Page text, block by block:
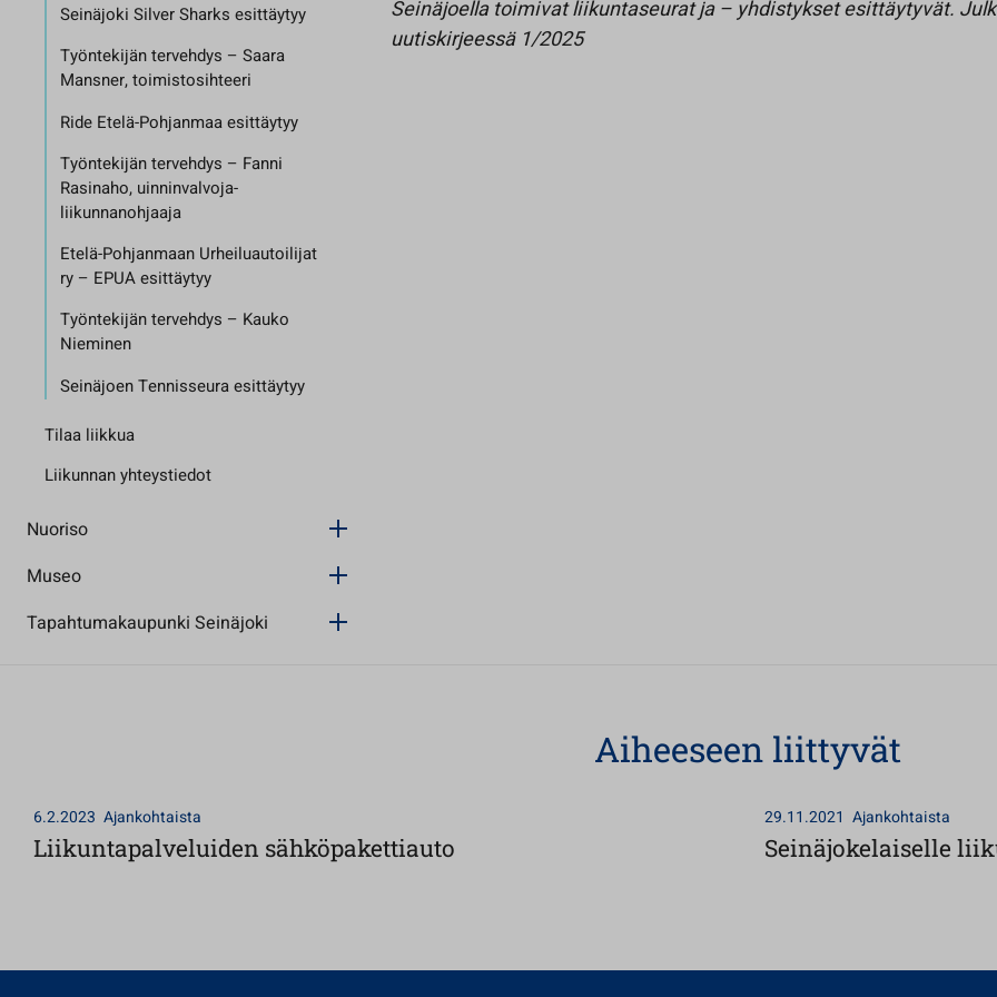
Seinäjoki Silver Sharks esittäytyy
Työntekijän tervehdys – Saara
Mansner, toimistosihteeri
Ride Etelä-Pohjanmaa esittäytyy
Työntekijän tervehdys – Fanni
Rasinaho, uinninvalvoja-
liikunnanohjaaja
Etelä-Pohjanmaan Urheiluautoilijat
ry – EPUA esittäytyy
Työntekijän tervehdys – Kauko
Nieminen
Seinäjoen Tennisseura esittäytyy
Tilaa liikkua
Liikunnan yhteystiedot
Nuoriso
Museo
Tapahtumakaupunki Seinäjoki
Seinäjoella toimivat liikuntaseurat ja – yhdistykset esittäytyvät.
uutiskirjeessä 1/2025
Aiheeseen liittyvät
6.2.2023 Ajankohtaista
Liikuntapalveluiden sähköpakettiauto
29.11.2021 Ajankohtaista
Seinäjokelaiselle